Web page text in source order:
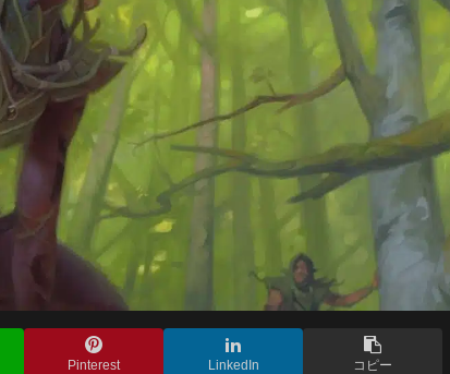
Pinterest LinkedIn コピー